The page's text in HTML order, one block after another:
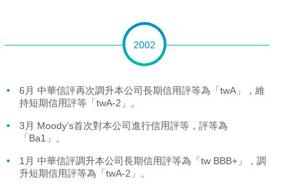
2002
6月 中華信評再次調升本公司長期信用評等為「twA」，維
持短期信用評等「twA-2」。
3月 Moody’s首次對本公司進行信用評等，評等為
「Ba1」。
1月 中華信評調升本公司長期信用評等為「tw BBB+」，調
升短期信用評等為「twA-2」。